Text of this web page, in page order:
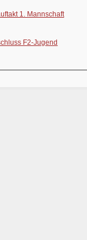
1. Mannschaft
F2-Jugend